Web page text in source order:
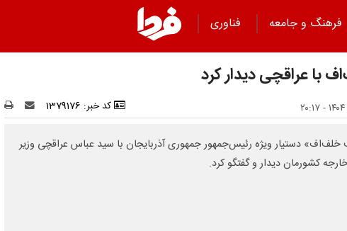
فرهنگ و جامعه
فناوری
با عراقچی دیدار کرد
کد خبر: 1379176
دستیار ویژه رئیس‌جمهور جمهوری آذربایجان با سید عباس عراقچی وزیر
کشورمان دیدار و گفتگو کرد.